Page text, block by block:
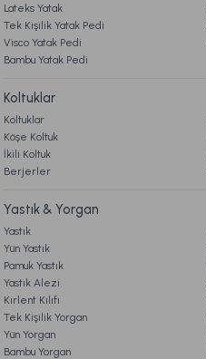
Lateks Yatak
Tek Kişilik Yatak Pedi
Visco Yatak Pedi
Bambu Yatak Pedi
Koltuklar
Koltuklar
Köşe Koltuk
İkili Koltuk
Berjerler
Yastık & Yorgan
Yastık
Yün Yastık
Pamuk Yastık
Yastık Alezi
Kırlent Kılıfı
Tek Kişilik Yorgan
Yün Yorgan
Bambu Yorgan